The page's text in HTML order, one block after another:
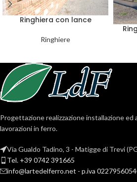
Ringhiera con lance
Ringhiere
Progettazione realizzazione installazione
lavorazioni in ferro.
Via Gualdo Tadino, 3 - Matigge di Trevi
Tel. +39 0742 391665
info@lartedelferro.net - p.iva